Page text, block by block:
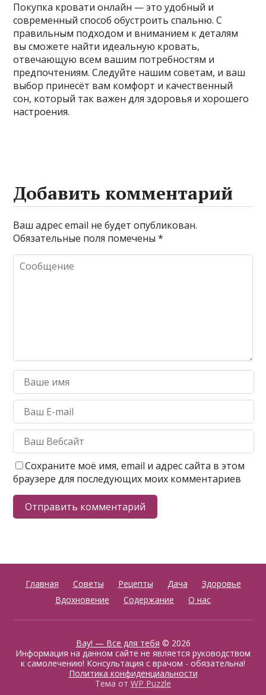
Покупка кровати онлайн — это удобный и
современный способ обустроить спальню. С
правильным подходом и вниманием к деталям
вы сможете найти идеальную кровать,
отвечающую всем вашим потребностям и
предпочтениям. Следуйте нашим советам, и ваш
выбор принесёт вам комфорт и качественный
сон, который так важен для здоровья и хорошего
настроения.
Добавить комментарий
Ваш адрес email не будет опубликован.
Обязательные поля помечены*
Сохраните моё имя, email и адрес сайта в этом
браузере для последующих моих комментариев
Главная Советы Рецепты Дача
Здоровье
Вдохновение
Содержание О нас
Вау! — Все для тебя © 2026
Информация на данном сайте не является руководством
к самолечению! Консультация с врачом - обязательна!
Политика конфиденциальности
Тема от WP Puzzle